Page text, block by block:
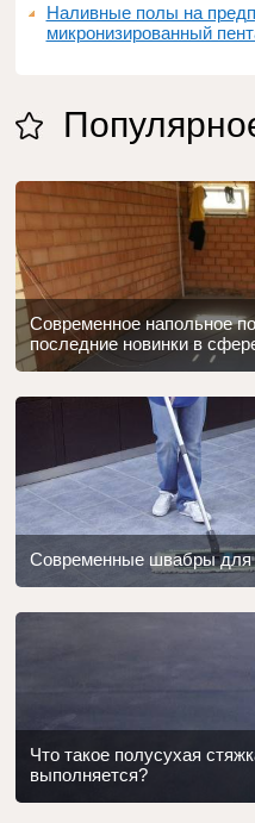
Наливные полы на
микронизированный
Современное напольное
последние новинки в
Современные швабры для
Что такое полусухая
выполняется?